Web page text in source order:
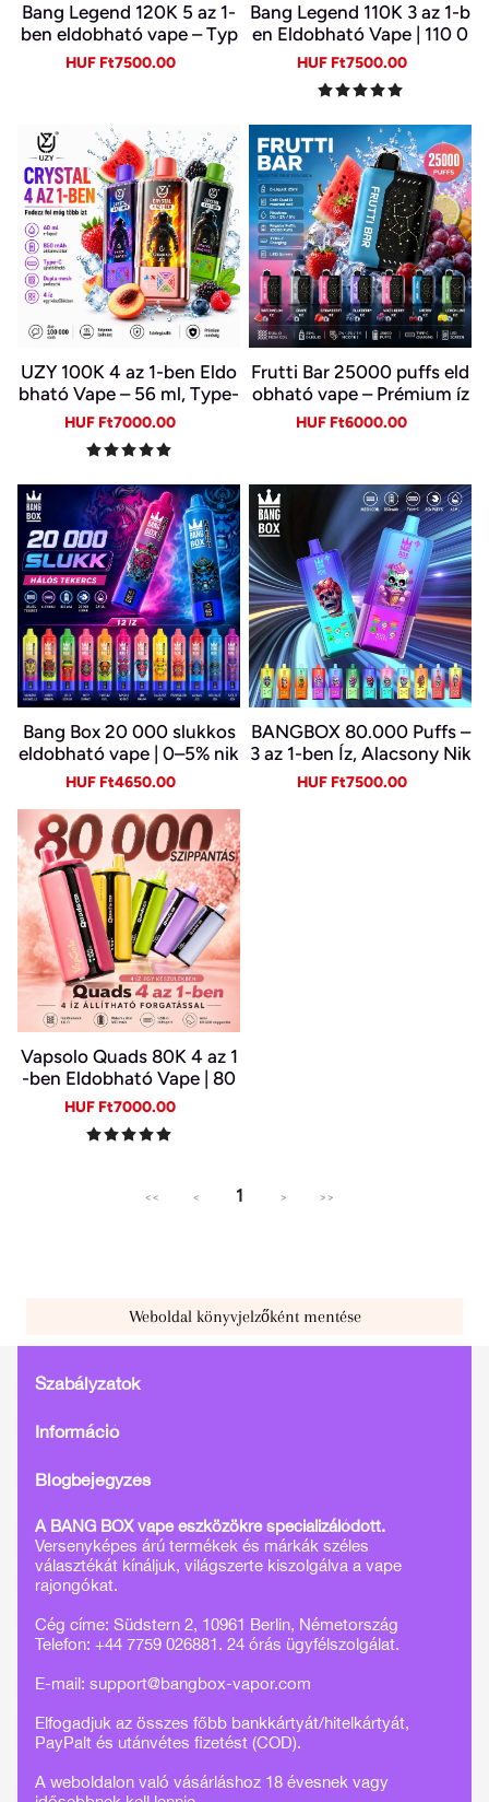
Bang Legend 120K 5 az 1-
ben eldobható vape – Typ
e-C, LED kijelző
Sale
HUF Ft7500.00
Bang Legend 110K 3 az 1-b
en Eldobható Vape | 110 0
00 Slukk | 3 Íz Egy Készülé
kben | Digitális Kijelző | Ty
pe-C
Sale
HUF Ft7500.00
UZY 100K 4 az 1-ben Eldo
bható Vape – 56 ml, Type-
C, LED kijelző | 4 Íz Egy Ké
szülékben
Sale
HUF Ft7000.00
Frutti Bar 25000 puffs eld
obható vape – Prémium íz
és sima gőz
Sale
HUF Ft6000.00
Bang Box 20 000 slukkos
eldobható vape | 0–5% nik
otin | újratölthető, Type-C
Sale
HUF Ft4650.00
BANGBOX 80.000 Puffs –
3 az 1-ben Íz, Alacsony Nik
otin, Eredeti Újratölthető
Sale
HUF Ft7500.00
Vapsolo Quads 80K 4 az 1
-ben Eldobható Vape | 80
000 Slukk, Több Íz Egy Ké
szülékben
Sale
HUF Ft7000.00
<< < 1 > >>
Weboldal könyvjelzőként mentése
Szabályzatok
Információ
Blogbejegyzés
A BANG BOX vape eszközökre specializálódott.
Versenyképes árú termékek és márkák széles
választékát kínáljuk, világszerte kiszolgálva a vape
rajongókat.
Cég címe: Südstern 2, 10961 Berlin, Németország
Telefon: +44 7759 026881. 24 órás ügyfélszolgálat.
E-mail: support@bangbox-vapor.com
Elfogadjuk az összes főbb bankkártyát/hitelkártyát,
PayPalt és utánvétes fizetést (COD).
A weboldalon való vásárláshoz 18 évesnek vagy